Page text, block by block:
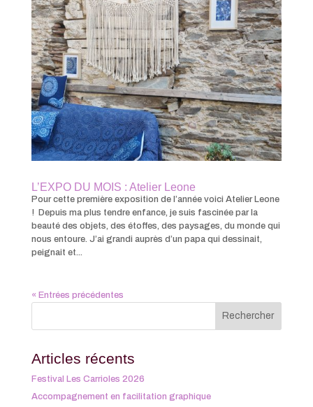
L’EXPO DU MOIS : Atelier Leone
Pour cette première exposition de l’année voici Atelier Leone
! Depuis ma plus tendre enfance, je suis fascinée par la
beauté des objets, des étoffes, des paysages, du monde qui
nous entoure. J’ai grandi auprès d’un papa qui dessinait,
peignait et...
« Entrées précédentes
Articles récents
Festival Les Carrioles 2026
Accompagnement en facilitation graphique